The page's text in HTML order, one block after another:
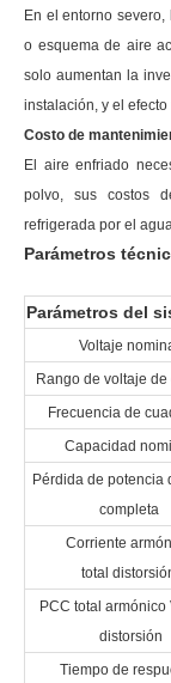
En el entorno
o esquema de aire
solo aumentan la
instalación, y el
Costo de
El aire enfriado
polvo, sus costos
refrigerada por el
Parámetros
Parámetros del
Voltaje
Rango de voltaje
Frecuencia de
Capacidad
Pérdida de potencia
completa
Corriente
total
PCC total armónico
distorsión
Tiempo de